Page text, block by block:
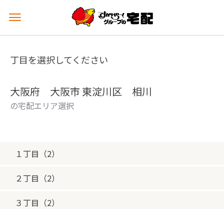
メ
ュ
を
丁目を選択してください
大阪府 大阪市 東淀川区 相川
の宅配エリア選択
１丁目（2）
２丁目（2）
３丁目（2）